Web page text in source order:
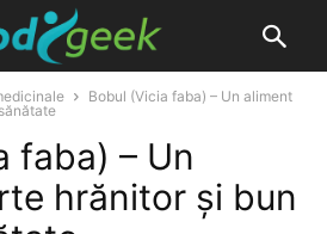
Bobul (Vicia faba) – Un aliment
faba) – Un
hrănitor și bun